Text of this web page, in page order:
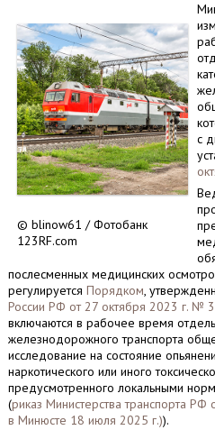
© blinow61 / Фотобанк
123RF.com
с
послесменных медицинских
регулируется Порядком,
России РФ от 27 октября 2023 г. №
включаются в рабочее время
железнодорожного транспорта
исследование на состояние
наркотического или иного
предусмотренного локальными
(риказ Министерства транспорта
в Минюсте 18 июля 2025 г.)).